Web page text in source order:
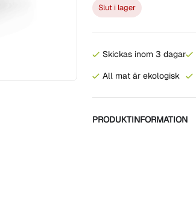
Slut i lager
Skickas inom 3 dagar
All mat är ekologisk
PRODUKTINFORMATION